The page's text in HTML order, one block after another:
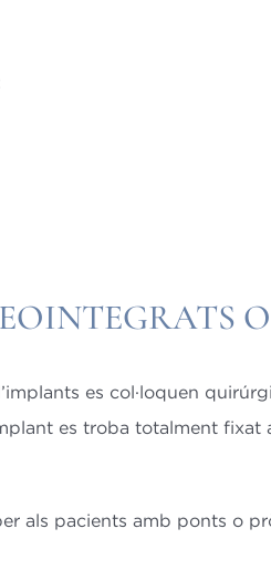
O
es col·loquen
es troba totalment
als pacients amb ponts o